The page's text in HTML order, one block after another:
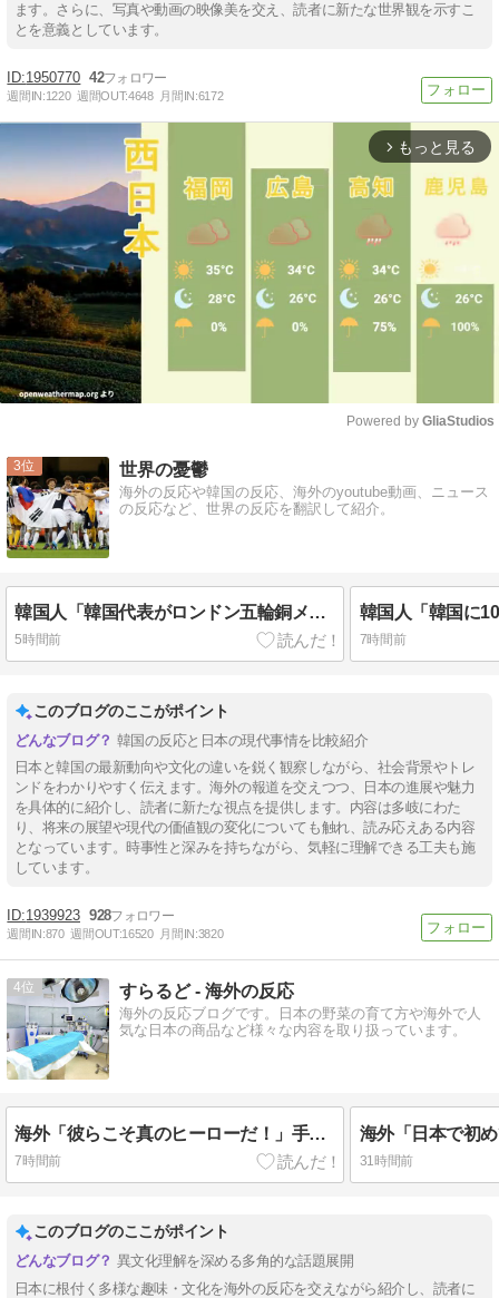
ます。さらに、写真や動画の映像美を交え、読者に新たな世界観を示すこ
とを意義としています。
1950770 42
週間IN:1220 週間OUT:4648 月間IN:6172
arrow_forward_ios もっと見る
Powered by GliaStudios
3 世界の憂鬱
海外の反応や韓国の反応、海外のyoutube動画、ニュース
の反応など、世界の反応を翻訳して紹介。
韓国人「韓国代表がロンドン五輪銅メダル剥奪の危機！海外メディアが『時効の壁を越えてIOCの調査対象になり得る』と報道！」
5時間前 7時間前
このブログのここがポイント
韓国の反応と日本の現代事情を比較紹介
日本と韓国の最新動向や文化の違いを鋭く観察しながら、社会背景やトレ
ンドをわかりやすく伝えます。海外の報道を交えつつ、日本の進展や魅力
を具体的に紹介し、読者に新たな視点を提供します。内容は多岐にわた
り、将来の展望や現代の価値観の変化についても触れ、読み応えある内容
となっています。時事性と深みを持ちながら、気軽に理解できる工夫も施
しています。
1939923 928
週間IN:870 週間OUT:16520 月間IN:3820
4 すらるど - 海外の反応
海外の反応ブログです。日本の野菜の育て方や海外で人
気な日本の商品など様々な内容を取り扱っています。
海外「彼らこそ真のヒーローだ！」手術中に大地震が起きた熊本総合病院の映像を見た海外の反応
7時間前 31時間前
このブログのここがポイント
異文化理解を深める多角的な話題展開
日本に根付く多様な趣味・文化を海外の反応を交えながら紹介し、読者に